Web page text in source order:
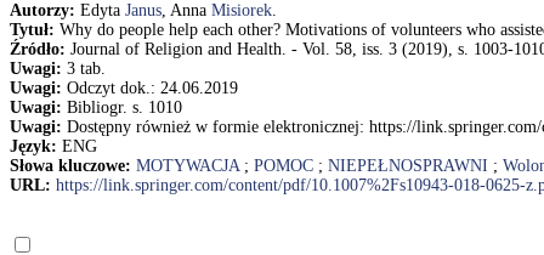
Autorzy: Edyta Janus, Anna Misiorek.
Tytuł: Why do people help each other? Motivations of volunteers who
Źródło: Journal of Religion and Health. - Vol. 58, iss. 3 (2019), s. 1003-
Uwagi: 3 tab.
Uwagi: Odczyt dok.: 24.06.2019
Uwagi: Bibliogr. s. 1010
Uwagi: Dostępny również w formie elektronicznej: https://
Język: ENG
Słowa kluczowe: MOTYWACJA; POMOC ; NIEPEŁNOSPRAWNI ;
URL: https://link.springer.com/content/pdf/10.1007%2Fs10943-018-0625-